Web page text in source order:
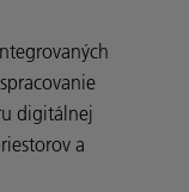
digitálnej
a